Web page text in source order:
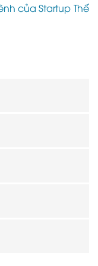
của Startup Thế